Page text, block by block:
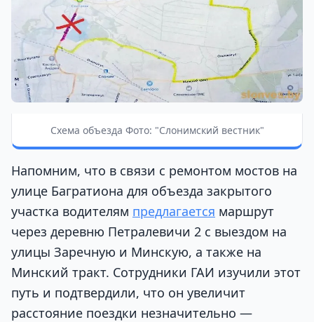
Схема объезда Фото: "Слонимский вестник"
Напомним, что в связи с ремонтом мостов на
улице Багратиона для объезда закрытого
участка водителям предлагается маршрут
через деревню Петралевичи 2 с выездом на
улицы Заречную и Минскую, а также на
Минский тракт. Сотрудники ГАИ изучили этот
путь и подтвердили, что он увеличит
расстояние поездки незначительно —